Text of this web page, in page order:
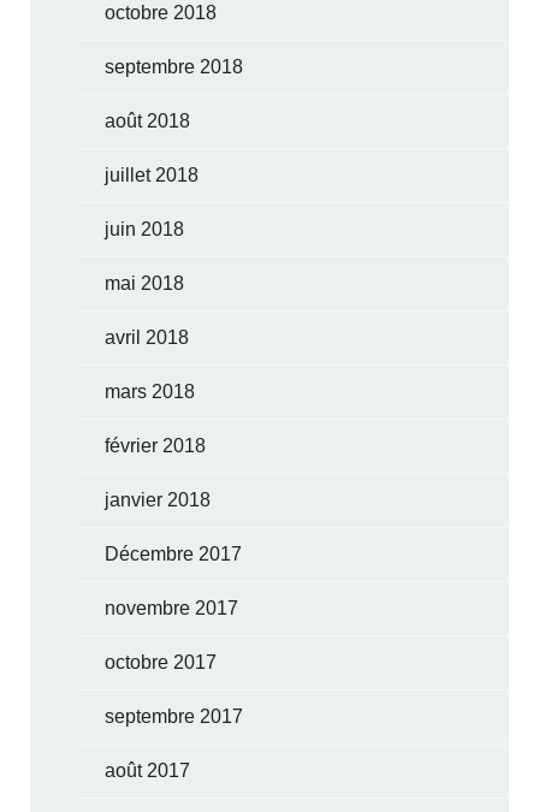
octobre 2018
septembre 2018
août 2018
juillet 2018
juin 2018
mai 2018
avril 2018
mars 2018
février 2018
janvier 2018
Décembre 2017
novembre 2017
octobre 2017
septembre 2017
août 2017